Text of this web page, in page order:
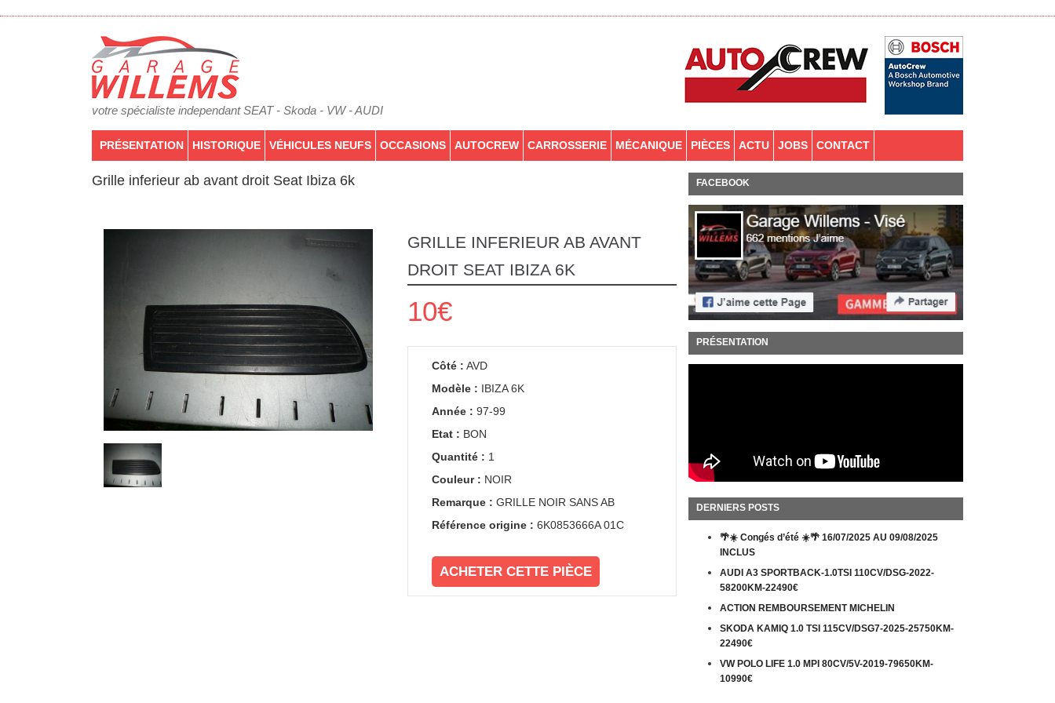
votre spécialiste independant SEAT - Skoda - VW - AUDI
PRÉSENTATION HISTORIQUE VÉHICULES NEUFS OCCASIONS AUTOCREW CARROSSERIE MÉCANIQUE PIÈCES ACTU JOBS CONTACT
Grille inferieur ab avant droit Seat Ibiza 6k
GRILLE INFERIEUR AB AVANT
DROIT SEAT IBIZA 6K
10€
Côté : AVD
Modèle : IBIZA 6K
Année : 97-99
Etat : BON
Quantité : 1
Couleur : NOIR
Remarque : GRILLE NOIR SANS AB
Référence origine : 6K0853666A 01C
ACHETER CETTE PIÈCE
FACEBOOK
PRÉSENTATION
DERNIERS POSTS
🌴☀️ Congés d’été ☀️🌴 16/07/2025 AU 09/08/2025
INCLUS
AUDI A3 SPORTBACK-1.0TSI 110CV/DSG-2022-
58200KM-22490€
ACTION REMBOURSEMENT MICHELIN
SKODA KAMIQ 1.0 TSI 115CV/DSG7-2025-25750KM-
22490€
VW POLO LIFE 1.0 MPI 80CV/5V-2019-79650KM-
10990€